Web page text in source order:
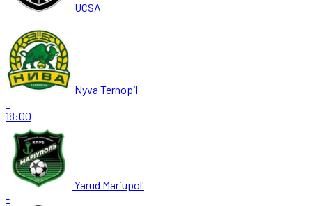
UCSA
-
Nyva Ternopil
-
18:00
Yarud Mariupol'
-